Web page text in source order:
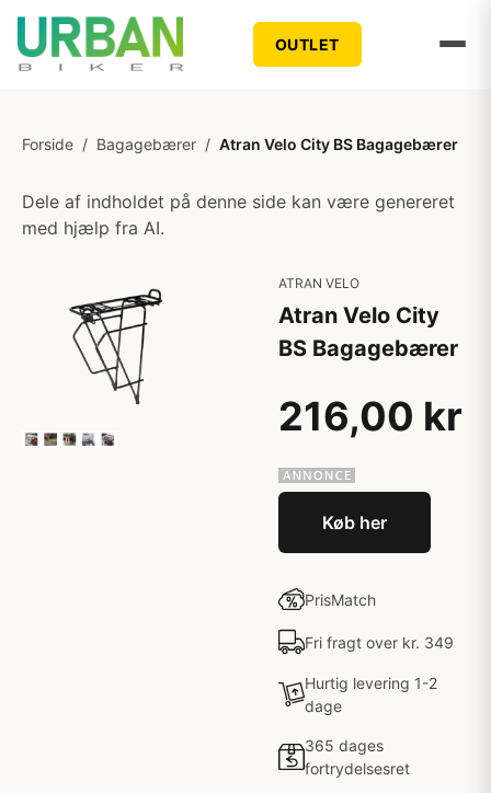
OUTLET
Forside / Bagagebærer / Atran Velo City BS Bagagebærer
Dele af indholdet på denne side kan være genereret
med hjælp fra AI.
ATRAN VELO
Atran Velo City
BS Bagagebærer
216,00 kr
Køb her
PrisMatch
Fri fragt over kr. 349
Hurtig levering 1-2
dage
365 dages
fortrydelsesret